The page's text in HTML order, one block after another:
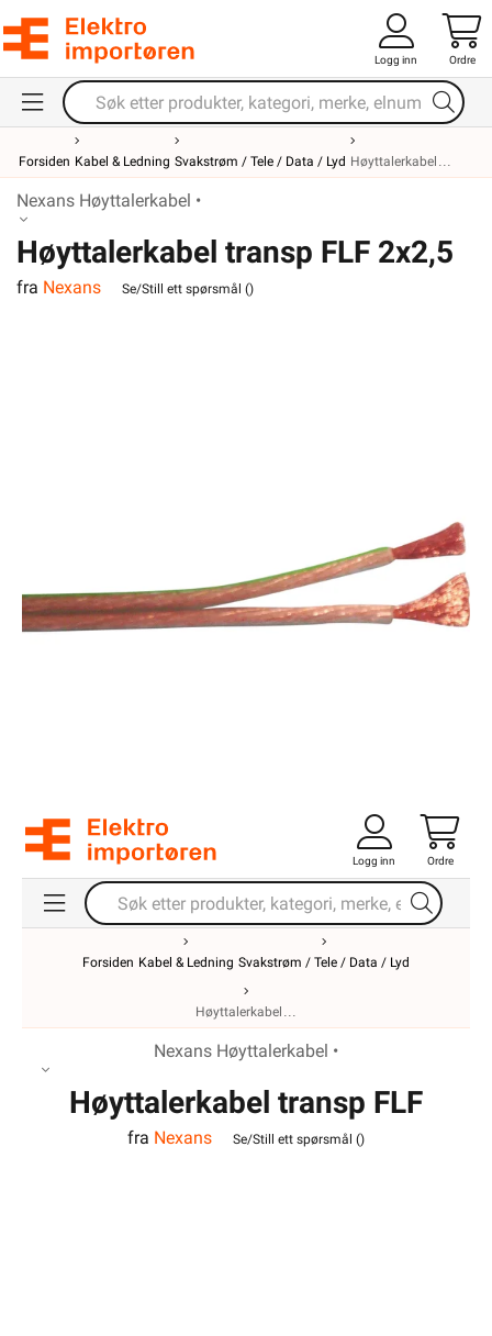
Logg inn Ordre
Forsiden Kabel & Ledning Svakstrøm / Tele / Data / Lyd Høyttalerkabel
Nexans Høyttalerkabel •
Høyttalerkabel transp FLF 2x2,5
fra Nexans Se/Still ett spørsmål ()
Logg inn Ordre
Forsiden Kabel & Ledning Svakstrøm / Tele / Data / Lyd
Høyttalerkabel
Nexans Høyttalerkabel •
Høyttalerkabel transp FLF
2x2,5
fra Nexans Se/Still ett spørsmål ()